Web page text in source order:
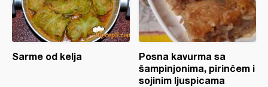
Sarme od kelja
Posna kavurma sa
šampinjonima, pirinčem i
sojinim ljuspicama